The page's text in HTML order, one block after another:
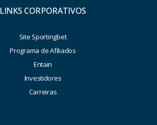
LINKS CORPORATIVOS
Site Sportingbet
Programa de Afiliados
Entain
Investidores
Carreiras